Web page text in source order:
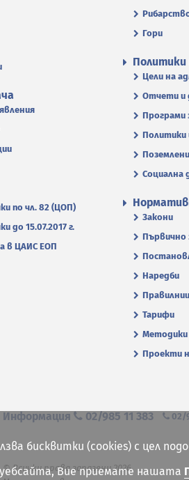
Гори
Политики
Цели на
Отчети и
Програми
Политики
Социална
по чл. 82 (ЦОП)
до 15.07.2017 г.
в ЦАИС ЕОП
Закони
Първично
Наредби
Тарифи
Методики
Проекти
Информация 02/985 11 383 02/
© Всички права запазени 2026
бисквитки (cookies) с цел
Вие приемате нашата